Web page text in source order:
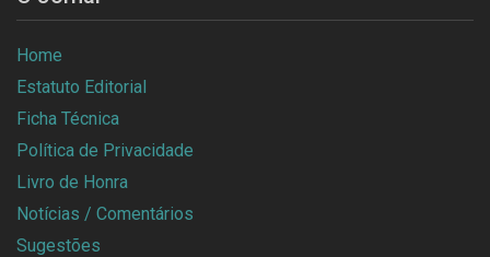
Home
Estatuto Editorial
Ficha Técnica
Política de Privacidade
Livro de Honra
Notícias / Comentários
Sugestões